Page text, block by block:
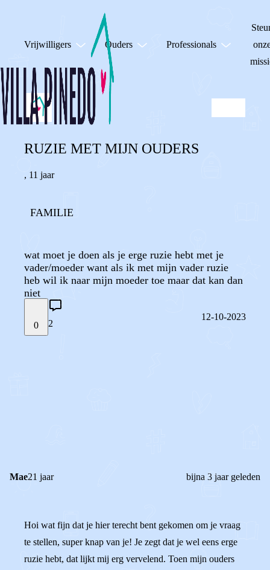
Vrijwilligers Ouders Professionals
RUZIE MET MIJN OUDERS
, 11 jaar
FAMILIE
wat moet je doen als je erge ruzie hebt met je
vader/moeder want als ik met mijn vader ruzie
heb wil ik naar mijn moeder toe maar dat kan dan
niet
0 2
12-10-2023
Mae21 jaar bijna 3 jaar geleden
Hoi wat fijn dat je hier terecht bent gekomen om je vraag
te stellen, super knap van je! Je zegt dat je wel eens erge
ruzie hebt, dat lijkt mij erg vervelend. Toen mijn ouders